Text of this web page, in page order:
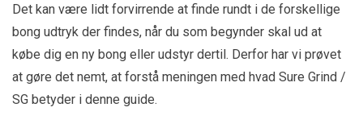
Det kan være lidt forvirrende at finde rundt i de forskellige
bong udtryk der findes, når du som begynder skal ud at
købe dig en ny bong eller udstyr dertil. Derfor har vi prøvet
at gøre det nemt, at forstå meningen med hvad Sure Grind /
SG betyder i denne guide.